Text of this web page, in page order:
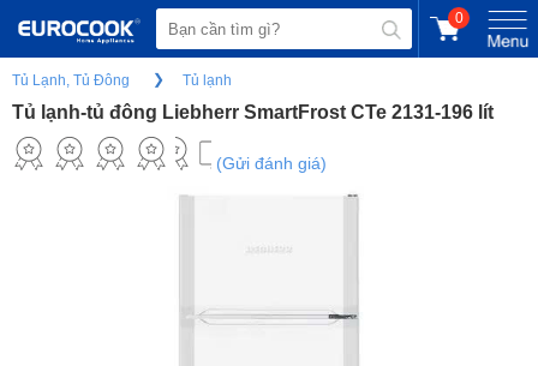
0
Tủ Lạnh, Tủ Đông Tủ lạnh
Tủ lạnh-tủ đông Liebherr SmartFrost CTe 2131-196 lít
(Gửi đánh giá)